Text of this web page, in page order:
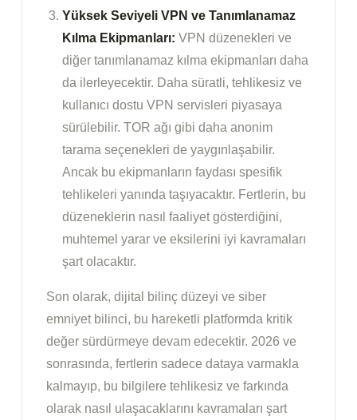
Yüksek Seviyeli VPN ve Tanımlanamaz
Kılma Ekipmanları: VPN düzenekleri ve
diğer tanımlanamaz kılma ekipmanları daha
da ilerleyecektir. Daha süratli, tehlikesiz ve
kullanıcı dostu VPN servisleri piyasaya
sürülebilir. TOR ağı gibi daha anonim
tarama seçenekleri de yaygınlaşabilir.
Ancak bu ekipmanların faydası spesifik
tehlikeleri yanında taşıyacaktır. Fertlerin, bu
düzeneklerin nasıl faaliyet gösterdiğini,
muhtemel yarar ve eksilerini iyi kavramaları
şart olacaktır.
Son olarak, dijital bilinç düzeyi ve siber
emniyet bilinci, bu hareketli platformda kritik
değer sürdürmeye devam edecektir. 2026 ve
sonrasında, fertlerin sadece dataya varmakla
kalmayıp, bu bilgilere tehlikesiz ve farkında
olarak nasıl ulaşacaklarını kavramaları şart